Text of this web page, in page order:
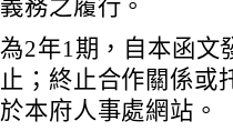
務之履行。
2年1期，自本函文
；終止合作關係或
本府人事處網站。